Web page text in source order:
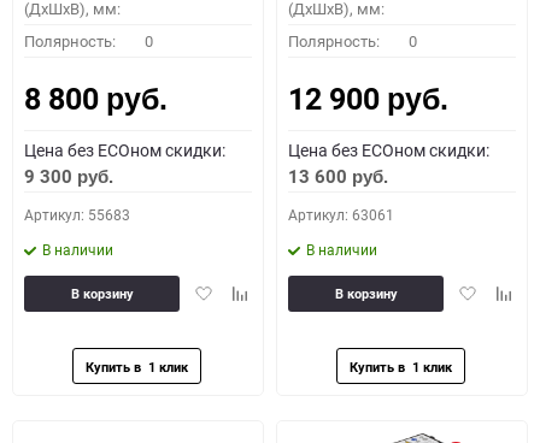
(ДхШхВ), мм:
Полярность: 0
8 800 руб.
Цена без ECOном скидки:
9 300 руб.
Артикул: 55683
В наличии
ДобавитьДобавить
В корзину
(ДхШхВ), мм:
Полярность: 0
12 900 руб.
Цена без ECOном скидки:
13 600 руб.
Артикул: 63061
В наличии
Добавить
В корзину